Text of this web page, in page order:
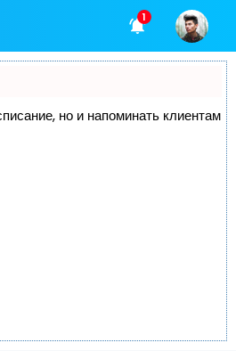
1
но и напоминать клиентам